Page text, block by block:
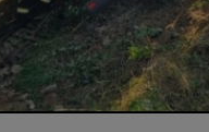
Clasamente